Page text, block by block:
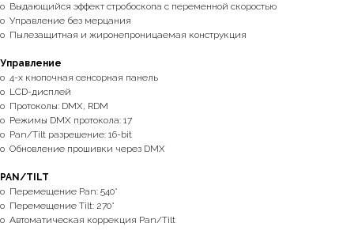
o Выдающийся эффект стробоскопа с переменной скоростью
o Управление без мерцания
o Пылезащитная и жиронепроницаемая конструкция
Управление
o 4-х кнопочная сенсорная панель
o LCD-дисплей
o Протоколы: DMX, RDM
o Режимы DMX протокола: 17
o Pan/Tilt разрешение: 16-bit
o Обновление прошивки через DMX
PAN/TILT
o Перемещение Pan: 540°
o Перемещение Tilt: 270°
o Автоматическая коррекция Pan/Tilt